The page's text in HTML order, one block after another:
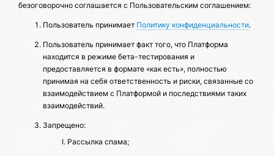
безоговорочно соглашается с Пользовательским соглашением:
Пользователь принимает Политику конфиденциальности.
Пользователь принимает факт того, что Платформа
находится в режиме бета-тестирования и
предоставляется в формате «как есть», полностью
принимая на себя ответственность и риски, связанные со
взаимодействием с Платформой и последствиями таких
взаимодействий.
Запрещено:
Рассылка спама;